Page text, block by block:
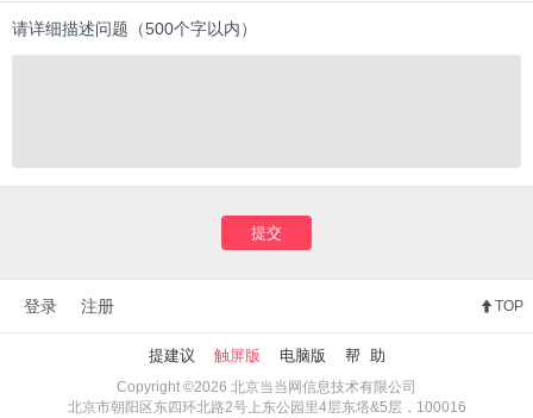
请详细描述问题（500个字以内）
提交
登录 注册 TOP
提建议 触屏版 电脑版 帮 助
Copyright ©2026 北京当当网信息技术有限公司
北京市朝阳区东四环北路2号上东公园里4层东塔&5层，100016